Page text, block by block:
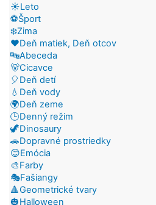
☀️Leto
⚽Šport
❄️Zima
❤️Deň matiek, Deň otcov
🔤Abeceda
🐻Cicavce
🎈Deň detí
💧Deň vody
🌍Deň zeme
🕒Denný režim
🦖Dinosaury
🚗Dopravné prostriedky
😊Emócia
🎨Farby
🎭Fašiangy
🔺Geometrické tvary
🎃Halloween